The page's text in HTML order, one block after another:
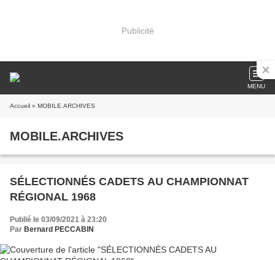
Publicité
MENU
Accueil » MOBILE.ARCHIVES
MOBILE.ARCHIVES
SÉLECTIONNÉS CADETS AU CHAMPIONNAT
RÉGIONAL 1968
Publié le 03/09/2021 à 23:20
Par Bernard PECCABIN